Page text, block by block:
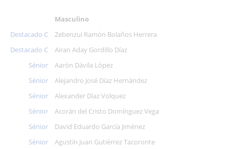
Masculino
Destacado C
Zebenzui Ramón Bolaños Herrera
Destacado C
Airan Aday Gordillo Díaz
Sénior
Aarón Dávila López
Sénior
Alejandro José Díaz Hernández
Sénior
Alexander Díaz Volquez
Sénior
Acorán del Cristo Domínguez Vega
Sénior
David Eduardo García Jiménez
Sénior
Agustín Juan Gutiérrez Tacoronte